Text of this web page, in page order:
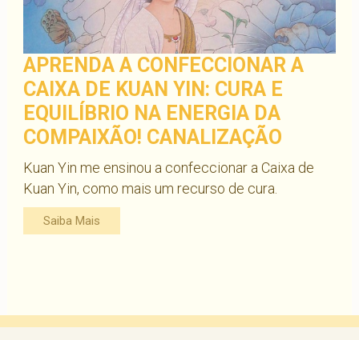
APRENDA A CONFECCIONAR A
CAIXA DE KUAN YIN: CURA E
EQUILÍBRIO NA ENERGIA DA
COMPAIXÃO! CANALIZAÇÃO
Kuan Yin me ensinou a confeccionar a Caixa de
Kuan Yin, como mais um recurso de cura.
Saiba Mais